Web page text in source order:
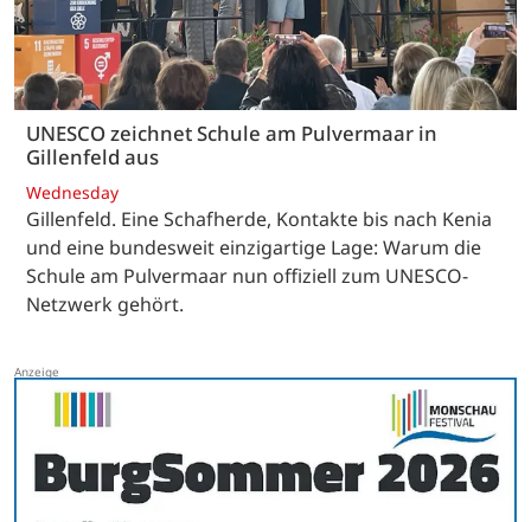
UNESCO zeichnet Schule am Pulvermaar in
Gillenfeld aus
Wednesday
Gillenfeld. Eine Schafherde, Kontakte bis nach Kenia
und eine bundesweit einzigartige Lage: Warum die
Schule am Pulvermaar nun offiziell zum UNESCO-
Netzwerk gehört.